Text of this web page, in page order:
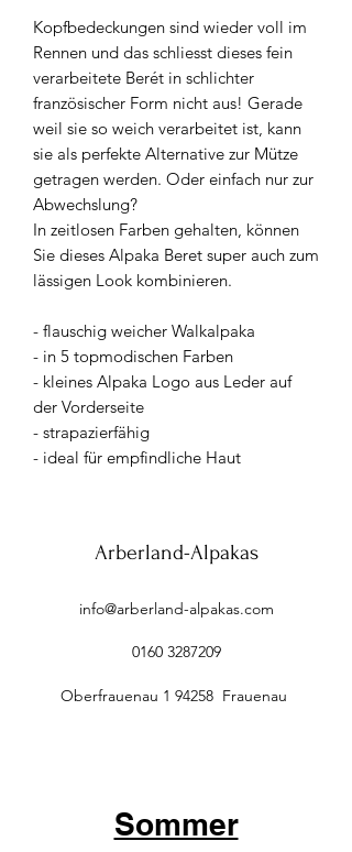
Kopfbedeckungen sind wieder voll im
Rennen und das schliesst dieses fein
verarbeitete Berét in schlichter
französischer Form nicht aus! Gerade
weil sie so weich verarbeitet ist, kann
sie als perfekte Alternative zur Mütze
getragen werden. Oder einfach nur zur
Abwechslung?
In zeitlosen Farben gehalten, können
Sie dieses Alpaka Beret super auch zum
lässigen Look kombinieren.
- flauschig weicher Walkalpaka
- in 5 topmodischen Farben
- kleines Alpaka Logo aus Leder auf
der Vorderseite
- strapazierfähig
- ideal für empfindliche Haut
Arberland-Alpakas
info@arberland-alpakas.com
0160 3287209
Oberfrauenau 1 94258 Frauenau
Sommer